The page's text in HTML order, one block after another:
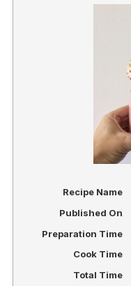
Recipe Name
Published On
Preparation Time
Cook Time
Total Time